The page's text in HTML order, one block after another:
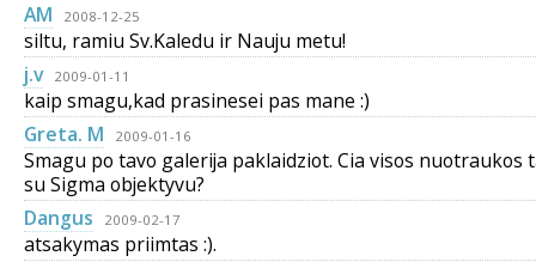
AM
2008-12-25
siltu, ramiu Sv.Kaledu ir Nauju metu!
j.v
2009-01-11
kaip smagu,kad prasinesei pas mane :)
Greta. M
2009-01-16
Smagu po tavo galerija paklaidziot. Cia visos nuotraukos
su Sigma objektyvu?
Dangus
2009-02-17
atsakymas priimtas :).